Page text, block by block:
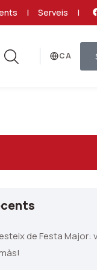
| Serveis |
Idioma
de Festa Major: